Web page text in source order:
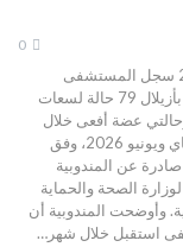
أزيلال 24 سجل المستشفى
الإقليمي بأزيلال 79 حالة لسعات
عضة أفعى خلال
شهري ماي ويونيو 2026، وفق
عن المندوبية
لوزارة الصحة والحماية
وأوضحت المندوبية أن
استقبل خلال شهر…